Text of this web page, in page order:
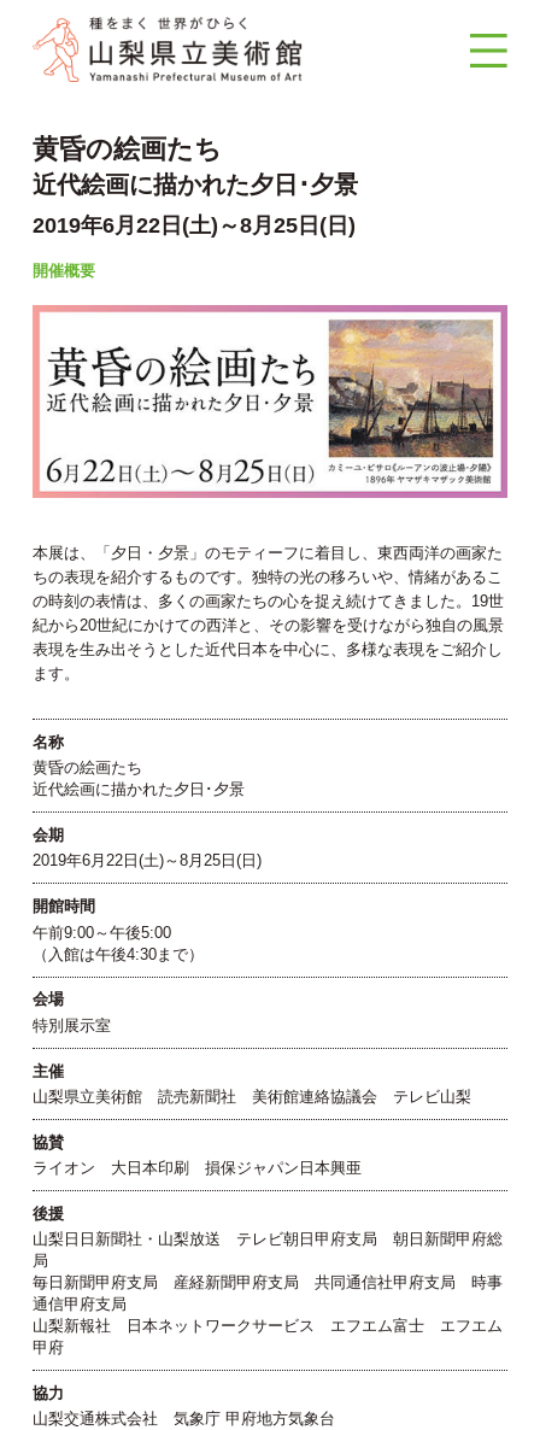
黄昏の絵画たち
近代絵画に描かれた夕日･夕景
2019年6月22日(土)～8月25日(日)
開催概要
本展は、「夕日・夕景」のモティーフに着目し、東西両洋の画家た
ちの表現を紹介するものです。独特の光の移ろいや、情緒があるこ
の時刻の表情は、多くの画家たちの心を捉え続けてきました。19世
紀から20世紀にかけての西洋と、その影響を受けながら独自の風景
表現を生み出そうとした近代日本を中心に、多様な表現をご紹介し
ます。
名称
黄昏の絵画たち
近代絵画に描かれた夕日･夕景
会期
2019年6月22日(土)～8月25日(日)
開館時間
午前9:00～午後5:00
（入館は午後4:30まで）
会場
特別展示室
主催
山梨県立美術館 読売新聞社 美術館連絡協議会 テレビ山梨
協賛
ライオン 大日本印刷 損保ジャパン日本興亜
後援
山梨日日新聞社・山梨放送 テレビ朝日甲府支局 朝日新聞甲府総
局
毎日新聞甲府支局 産経新聞甲府支局 共同通信社甲府支局 時事
通信甲府支局
山梨新報社 日本ネットワークサービス エフエム富士 エフエム
甲府
協力
山梨交通株式会社 気象庁 甲府地方気象台